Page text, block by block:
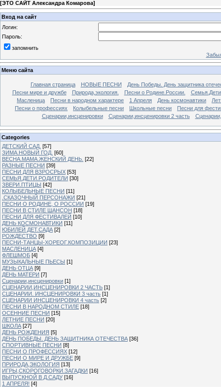
[ЭТО САЙТ Александра Комарова]
Вход на сайт
Логин:
Пароль:
запомнить
Меню сайта
Главная страница НОВЫЕ ПЕСНИ
День Победы. День защитника
Песни мире и дружбе
Природа,экология. Песни о Родине.России.
Масленица
Песни в народном характере 1 Апреля День космонавтики
Песни о профессиях
Колыбельные песни Школьные песни
Песни для
Сценарии,инсценировки
Сценарии,инсценировки 2 часть
Categories
ДЕТСКИЙ САД. [57]
ЗИМА.НОВЫЙ ГОД. [60]
ВЕСНА.МАМА.ЖЕНСКИЙ ДЕНЬ. [22]
РАЗНЫЕ ПЕСНИ [39]
ПЕСНИ ДЛЯ ВЗРОСРЫХ [53]
СЕМЬЯ.ДЕТИ.РОДИТЕЛИ [30]
ЗВЕРИ.ПТИЦЫ [42]
КОЛЫБЕЛЬНЫЕ ПЕСНИ [11]
.СКАЗОЧНЫЙ ПЕРСОНАЖИ [21]
ПЕСНИ О РОДИНЕ, О РОССИИ [19]
ПЕСНИ В СТИЛЕ ШАНСОН [18]
ПЕСНИ ДЛЯ ФЕСТИВАЛЕЙ [10]
ДЕНЬ КОСМОНАВТИКИ [11]
ЮБИЛЕЙ ДЕТ.САДА [2]
РОЖДЕСТВО [9]
ПЕСНИ-ТАНЦЫ-ХОРЕОГ.КОМПОЗИЦИИ [23]
МАСЛЕНИЦА [4]
ФЛЕШМОБ [4]
МУЗЫКАЛЬНЫЕ ПЬЕСЫ [1]
ДЕНЬ ОТЦА [9]
ДЕНЬ МАТЕРИ [7]
Сценарии,инсценировки [1]
СЦЕНАРИИ,ИНСЦЕНИРОВКИ 2 ЧАСТЬ [1]
СЦЕНАРИИ. ИНСЦЕНИРОВКИ 3 часть [1]
СЦЕНАРИИ ИНСЦЕНИРОВКИ 4 часть [2]
ПЕСНИ В НАРОДНОМ СТИЛЕ [18]
ОСЕННИЕ ПЕСНИ [15]
ЛЕТНИЕ ПЕСНИ [20]
ШКОЛА [27]
ДЕНЬ РОЖДЕНИЯ [5]
ДЕНЬ ПОБЕДЫ. ДЕНЬ ЗАЩИТНИКА ОТЕЧЕСТВА [36]
СПОРТИВНЫЕ ПЕСНИ [8]
ПЕСНИ О ПРОФЕССИЯХ [12]
ПЕСНИ О МИРЕ И ДРУЖБЕ [9]
ПРИРОДА,ЭКОЛОГИЯ [13]
ИГРЫ,СКОРОГОВОРКИ.ЗАГАДКИ [16]
ВЫПУСКНОЙ В Д.САДУ [16]
1 АПРЕЛЯ! [4]